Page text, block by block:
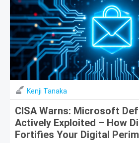
Kenji Tanaka
CISA Warns: Microsoft
Actively Exploited – How
Fortifies Your Digital